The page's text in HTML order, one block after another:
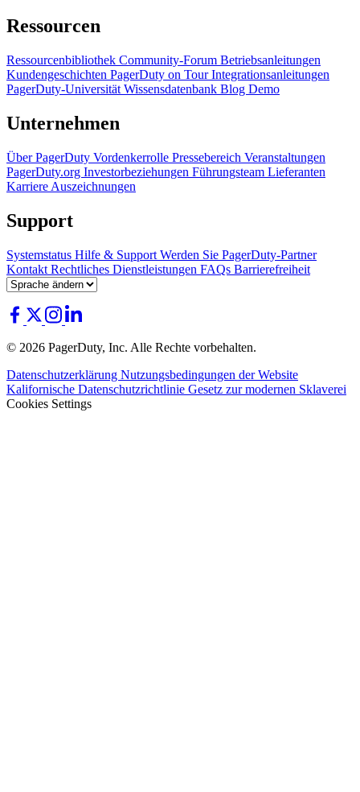
Ressourcen
Ressourcenbibliothek Community-Forum Betriebsanleitungen
Kundengeschichten PagerDuty on TourIntegrationsanleitungen
PagerDuty-Universität Wissensdatenbank Blog Demo
Unternehmen
Über PagerDuty Vordenkerrolle Pressebereich Veranstaltungen
PagerDuty.org Investorbeziehungen Führungsteam Lieferanten
Karriere Auszeichnungen
Support
Systemstatus Hilfe & Support Werden Sie PagerDuty-Partner
Kontakt Rechtliches Dienstleistungen FAQs Barrierefreiheit
© 2026 PagerDuty, Inc. Alle Rechte vorbehalten.
Datenschutzerklärung Nutzungsbedingungen der Website
Kalifornische Datenschutzrichtlinie Gesetz zur modernen Sklaverei
Cookies Settings